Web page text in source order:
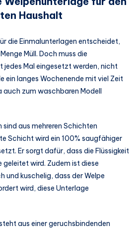
Haushalt
die Einmalunterlagen entscheidet,
Müll. Doch muss die
jedes Mal eingesetzt werden, nicht
ein langes Wochenende mit viel Zeit
auch zum waschbaren Modell
aus mehreren Schichten
Schicht wird ein 100% saugfähiger
Er sorgt dafür, dass die Flüssigkeit
geleitet wird. Zudem ist diese
und kuschelig, dass der Welpe
wird, diese Unterlage
aus einer geruchsbindenden